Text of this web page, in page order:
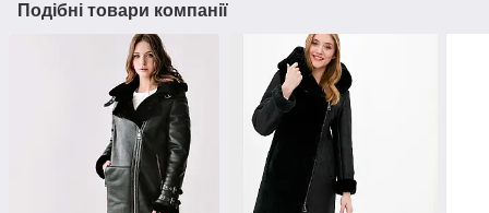
Подібні товари компанії